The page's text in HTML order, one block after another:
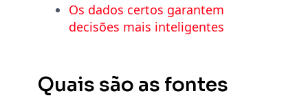
Os dados certos garantem
decisões mais inteligentes
Quais são as fontes